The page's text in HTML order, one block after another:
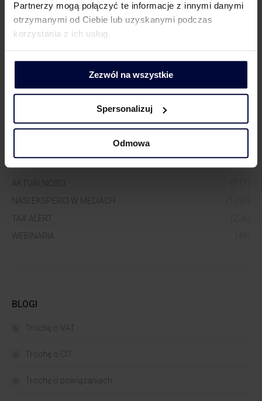
Partnerzy mogą połączyć te informacje z innymi danymi
otrzymanymi od Ciebie lub uzyskanymi podczas
korzystania z ich usług.
Zezwól na wszystkie
Spersonalizuj
Odmowa
Dorota Chruściel-Dziekańska
Lider Obszaru Komunikacji
+48 500 127 570
WIĘCEJ WIEDZY
AKTUALNOŚCI
NASI EKSPERCI W MEDIACH
TAX ALERT
WEBINARIA
BLOGI
Trochę o VAT
Trochę o CIT
Trochę o powiązaniach​